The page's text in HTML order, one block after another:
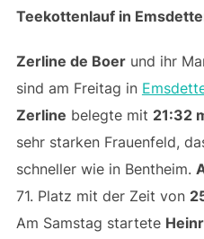
Teekottenlauf in
Zerline de Boerund ihr
sind am Freitag in
Zerline belegte mit 21:32
sehr starken Frauenfeld,
schneller wie in Bentheim.
71. Platz mit der Zeit von
Am Samstag startete